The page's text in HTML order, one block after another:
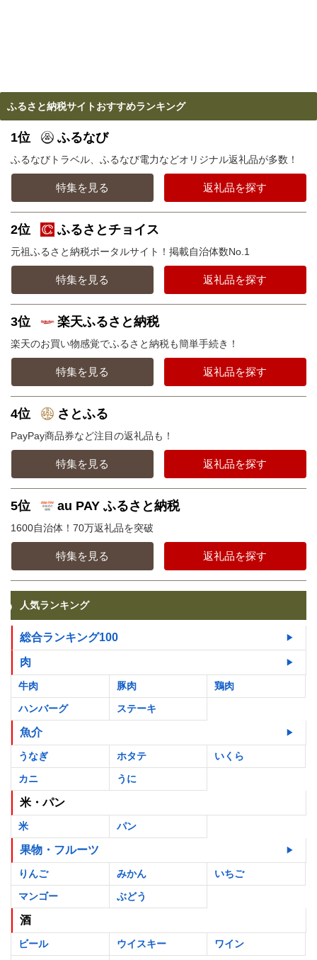
ふるさと納税サイトおすすめランキング
1位 ふるなび
ふるなびトラベル、ふるなび電力などオリジナル返礼品が多数！
特集を見る 返礼品を探す
2位 ふるさとチョイス
元祖ふるさと納税ポータルサイト！掲載自治体数No.1
特集を見る 返礼品を探す
3位 楽天ふるさと納税
楽天のお買い物感覚でふるさと納税も簡単手続き！
特集を見る 返礼品を探す
4位 さとふる
PayPay商品券など注目の返礼品も！
特集を見る 返礼品を探す
5位 au PAY ふるさと納税
1600自治体！70万返礼品を突破
特集を見る 返礼品を探す
人気ランキング
総合ランキング100
肉
牛肉 豚肉
鶏肉
ハンバーグ
ステーキ
魚介
うなぎ ホタテ
いくら
カニ
うに
米・パン
米 パン
果物・フルーツ
りんご みかん
いちご
マンゴー
ぶどう
酒
ビール ウイスキー
ワイン